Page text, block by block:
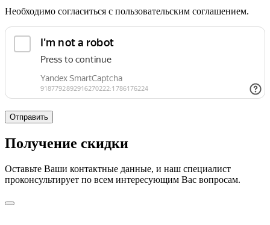
Необходимо согласиться с пользовательским соглашением.
Отправить
Получение скидки
Оставьте Ваши контактные данные, и наш специалист
проконсультирует по всем интересующим Вас вопросам.